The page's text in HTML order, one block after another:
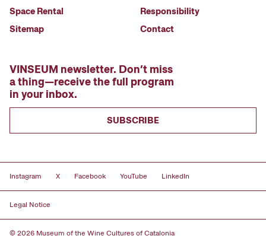
Space Rental
Sitemap
Responsibility
Contact
VINSEUM newsletter. Don’t miss
a thing—receive the full program
in your inbox.
SUBSCRIBE
Instagram X Facebook YouTube LinkedIn
Legal Notice
© 2026 Museum of the Wine Cultures of Catalonia